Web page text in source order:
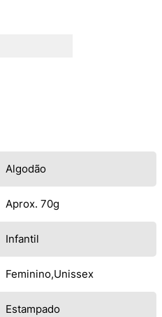
Algodão
Aprox. 70g
Infantil
Feminino Unissex
Estampado